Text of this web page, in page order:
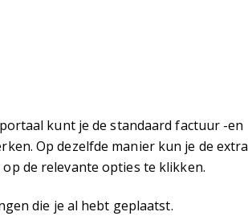
kunt je de standaard factuur -en
Op dezelfde manier kun je de extra
de relevante opties te klikken.
die je al hebt geplaatst.